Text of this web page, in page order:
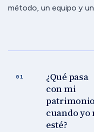
método, un equipo y
01
¿Qué pasa
con mi
patrimonio
cuando yo
esté?